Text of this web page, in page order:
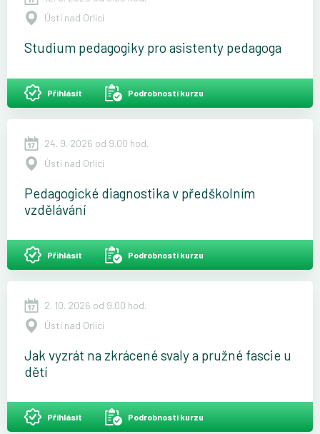
Ústí nad Orlicí
Studium pedagogiky pro asistenty pedagoga
Přihlásit Podrobnosti kurzu
24. 9. 2026 od 9.00 hod.
Ústí nad Orlicí
Pedagogické diagnostika v předškolním
vzdělávání
Přihlásit Podrobnosti kurzu
2. 10. 2026 od 9.00 hod.
Ústí nad Orlicí
Jak vyzrát na zkrácené svaly a pružné fascie u
dětí
Přihlásit Podrobnosti kurzu